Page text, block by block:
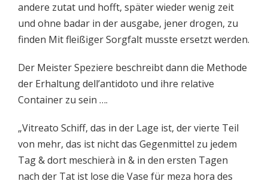
andere zutat und hofft, später wieder wenig zeit
und ohne badar in der ausgabe, jener drogen, zu
finden Mit fleißiger Sorgfalt musste ersetzt werden.
Der Meister Speziere beschreibt dann die Methode
der Erhaltung dell’antidoto und ihre relative
Container zu sein ….
„Vitreato Schiff, das in der Lage ist, der vierte Teil
von mehr, das ist nicht das Gegenmittel zu jedem
Tag & dort meschierà in & in den ersten Tagen
nach der Tat ist lose die Vase für meza hora des